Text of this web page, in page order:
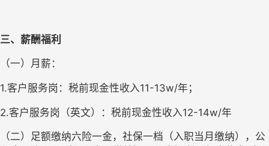
三、薪酬福利
（一）月薪：
1.客户服务岗：税前现金性收入11-13w/年；
2.客户服务岗（英文）：税前现金性收入12-14w/年
（二）足额缴纳六险一金，社保一档（入职当月缴纳），公